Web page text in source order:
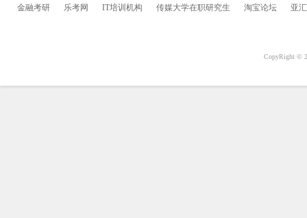
金融考研 乐考网 IT培训机构 传媒大学在职研究生 淘宝论坛 亚
CopyRight ©